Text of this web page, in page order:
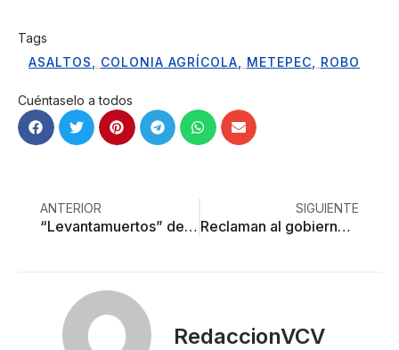
Tags
ASALTOS
COLONIA AGRÍCOLA METEPEC ROBO
Cuéntaselo a todos
ANTERIOR
“Levantamuertos” de José Eduardo Castilla: el realismo cumbiero habla con la muerte
SIGUIENTE
Reclaman al gobierno mexiquense nulos resultados en caso de veterinario asesinado
RedaccionVCV